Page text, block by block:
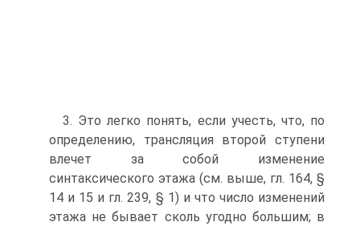
3. Это легко понять, если учесть, что, по
определению, трансляция второй ступени
влечет за собой изменение
синтаксического этажа (см. выше, гл. 164, §
14 и 15 и гл. 239, § 1) и что число изменений
этажа не бывает сколь угодно большим; в